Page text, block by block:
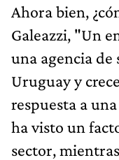
Ahora bien,
Galeazzi, "Un
una agencia de
Uruguay y
respuesta a
ha visto un
sector,